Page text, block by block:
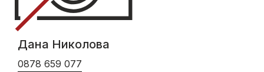
Дана Николова
0878 659 077